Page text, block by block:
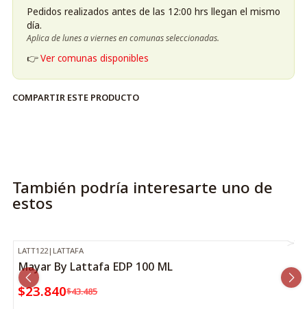
Pedidos realizados antes de las 12:00 hrs llegan el mismo
día.
Aplica de lunes a viernes en comunas seleccionadas.
👉Ver comunas disponibles
COMPARTIR ESTE PRODUCTO
También podría interesarte uno de
estos
-45%OFF
LATT122| LATTAFA
Mayar By Lattafa EDP 100 ML
$23.840$43.485